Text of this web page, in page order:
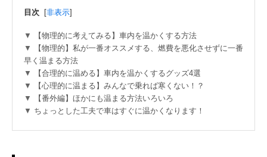
目次 [非表示]
【物理的に考えてみる】車内を温かくする方法
【物理的】私が一番オススメする、燃費を悪化させずに一番
早く温まる方法
【合理的に温める】車内を温かくするグッズ4選
【心理的に温まる】みんなで乗れば寒くない！？
【番外編】ほかにも温まる方法いろいろ
ちょっとした工夫で車はすぐに温かくなります！